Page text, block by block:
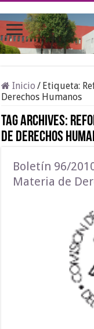
Inicio / Etiqueta:
Derechos Humanos
Tag Archives:
de Derechos
Boletín 96/
Materia de